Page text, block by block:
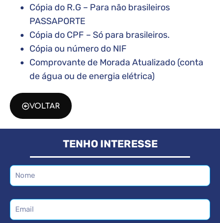
Cópia do R.G – Para não brasileiros
PASSAPORTE
Cópia do CPF – Só para brasileiros.
Cópia ou número do NIF
Comprovante de Morada Atualizado (conta
de água ou de energia elétrica)
VOLTAR
TENHO INTERESSE